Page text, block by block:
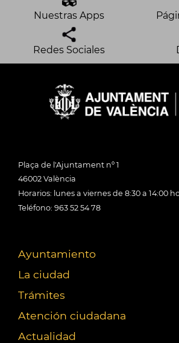
Nuestras Apps
Redes Sociales
Plaça de l'Ajuntament nº 1
46002 València
Horarios: lunes a viernes de 8:30 a 14:00
Teléfono: 963 52 54 78
Ayuntamiento
La ciudad
Trámites
Atención ciudadana
Actualidad